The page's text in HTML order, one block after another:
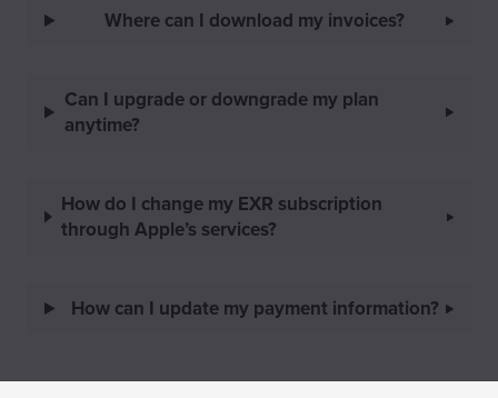
Where can I download my invoices?
Can I upgrade or downgrade my plan
anytime?
How do I change my EXR subscription
through Apple’s services?
How can I update my payment information?